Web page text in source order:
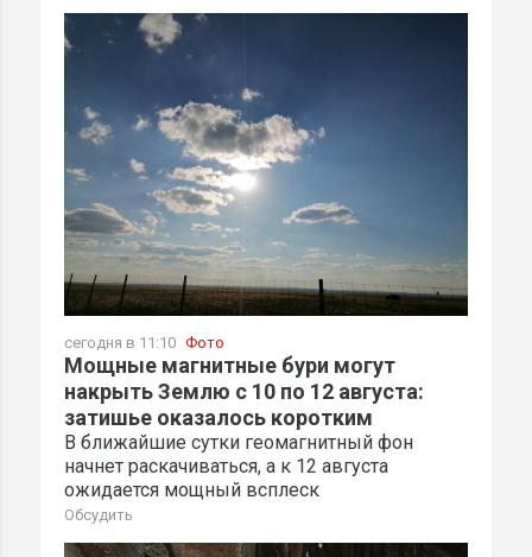
сегодня в 11:10 Фото
Мощные магнитные бури могут
накрыть Землю с 10 по 12 августа:
затишье оказалось коротким
В ближайшие сутки геомагнитный фон
начнет раскачиваться, а к 12 августа
ожидается мощный всплеск
Обсудить